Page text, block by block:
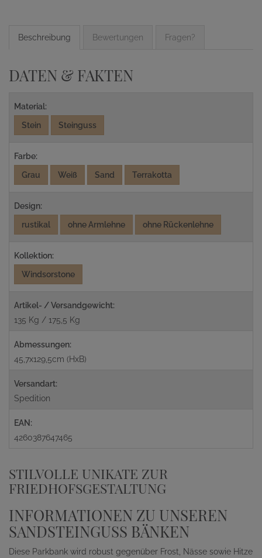
Beschreibung Bewertungen Fragen?
DATEN & FAKTEN
Material:
Stein
Steinguss
Farbe:
Grau
Weiß Sand Terrakotta
Design:
rustikal
ohne Armlehne ohne Rückenlehne
Kollektion:
Windsorstone
Artikel- / Versandgewicht:
135 Kg / 175,5 Kg
Abmessungen:
45,7x129,5cm (HxB)
Versandart:
Spedition
EAN:
4260387647465
STILVOLLE UNIKATE ZUR
FRIEDHOFSGESTALTUNG
INFORMATIONEN ZU UNSEREN
SANDSTEINGUSS BÄNKEN
Diese Parkbank wird robust gegenüber Frost, Nässe sowie Hitze